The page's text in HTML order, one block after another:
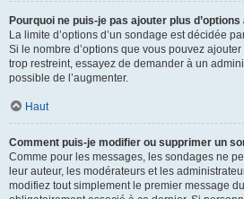
Pourquoi ne puis-je pas ajouter plus d’options
La limite d’options d’un sondage est décidée
Si le nombre d’options que vous pouvez
trop restreint, essayez de demander à un
possible de l’augmenter.
Haut
Comment puis-je modifier ou supprimer un
Comme pour les messages, les sondages ne
leur auteur, les modérateurs et les
modifiez tout simplement le premier message